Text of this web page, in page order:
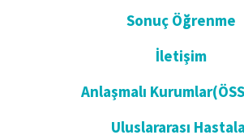
Sonuç Öğrenme
İletişim
Anlaşmalı
Uluslararası